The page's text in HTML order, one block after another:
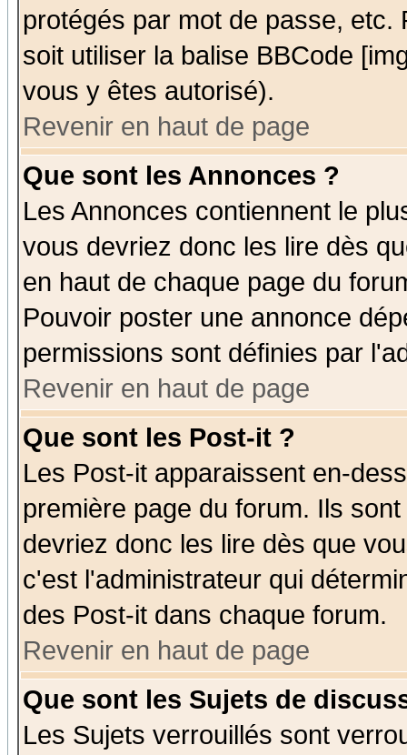
protégés par mot de passe,
soit utiliser la balise BBCode
vous y êtes autorisé).
Revenir en haut de page
Que sont les Annonces ?
Les Annonces contiennent le
vous devriez donc les lire dès
en haut de chaque page du
Pouvoir poster une annonce
permissions sont définies par
Revenir en haut de page
Que sont les Post-it ?
Les Post-it apparaissent en-
première page du forum. Ils
devriez donc les lire dès que
c'est l'administrateur qui
des Post-it dans chaque forum.
Revenir en haut de page
Que sont les Sujets de
Les Sujets verrouillés sont